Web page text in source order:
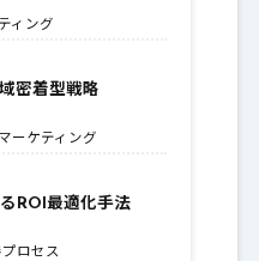
ィング
密着型戦略
ーケティング
ROI最適化手法
プロセス